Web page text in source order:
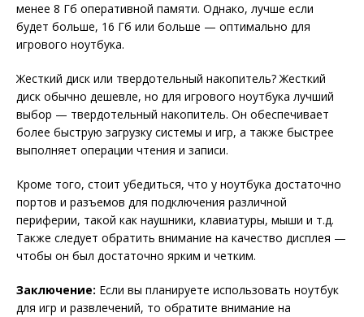
менее 8 Гб оперативной памяти. Однако, лучше если
будет больше, 16 Гб или больше — оптимально для
игрового ноутбука.
Жесткий диск или твердотельный накопитель? Жесткий
диск обычно дешевле, но для игрового ноутбука лучший
выбор — твердотельный накопитель. Он обеспечивает
более быструю загрузку системы и игр, а также быстрее
выполняет операции чтения и записи.
Кроме того, стоит убедиться, что у ноутбука достаточно
портов и разъемов для подключения различной
периферии, такой как наушники, клавиатуры, мыши и т.д.
Также следует обратить внимание на качество дисплея —
чтобы он был достаточно ярким и четким.
Заключение: Если вы планируете использовать ноутбук
для игр и развлечений, то обратите внимание на